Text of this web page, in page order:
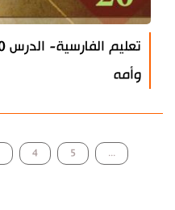
وأمه
4 5 ...